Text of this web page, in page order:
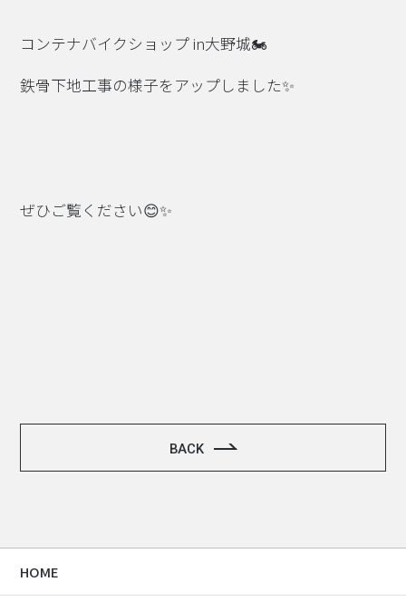
コンテナバイクショップ in大野城🏍
鉄骨下地工事の様子をアップしました✨
ぜひご覧ください😊✨
BACK
HOME